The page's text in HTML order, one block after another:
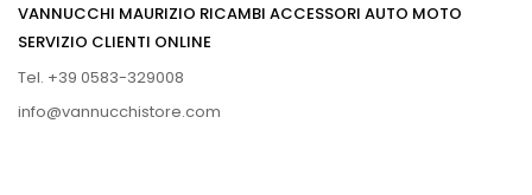
VANNUCCHI MAURIZIO RICAMBI ACCESSORI AUTO MOTO
SERVIZIO CLIENTI ONLINE
Tel. +39 0583-329008
info@vannucchistore.com